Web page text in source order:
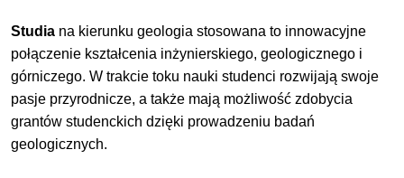
Studia na kierunku geologia stosowana to innowacyjne
połączenie kształcenia inżynierskiego, geologicznego i
górniczego. W trakcie toku nauki studenci rozwijają swoje
pasje przyrodnicze, a także mają możliwość zdobycia
grantów studenckich dzięki prowadzeniu badań
geologicznych.